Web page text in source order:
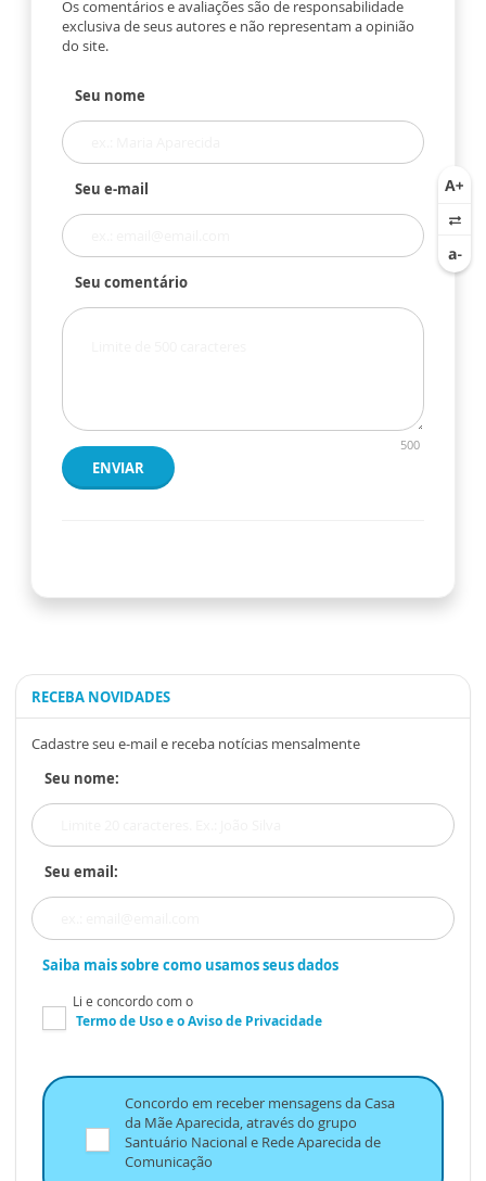
Os comentários e avaliações são de responsabilidade
exclusiva de seus autores e não representam a opinião
do site.
Seu nome
Seu e-mail
Seu comentário
500
ENVIAR
RECEBA NOVIDADES
Cadastre seu e-mail e receba notícias mensalmente
Seu nome:
Seu email:
Saiba mais sobre como usamos seus dados
Li e concordo com o
Termo de Usoe oAviso de Privacidade
Concordo em receber mensagens da Casa
da Mãe Aparecida, através do grupo
Santuário Nacional e Rede Aparecida de
Comunicação